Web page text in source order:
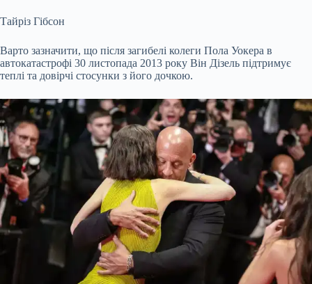
Тайріз Гібсон
Варто зазначити, що після загибелі колеги Пола Уокера в
автокатастрофі 30 листопада 2013 року Він Дізель підтримує
теплі та довірчі стосунки з його дочкою.